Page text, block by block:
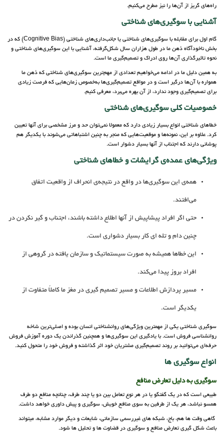
راه‌های گریز از آن‌ها را نیز مطرح می‌کنیم.
آشنایی با سوگیری‌های شناختی
گام اول برای مقابله با سو‌گیری‌های شناختی یا جانب‌داری‌های شناختی (Cognitive Bias) که در
بخش ناخودآگاه ذهن ما در طول هزاران سال شکل‌گرفته، آشنایی با این سوگیری‌های شناختی و
نحوه تاثیرگذاری آن‌ها روی ادراک و تصمیم‌گیری ما است.
به همین دلیل ما در ادامه می‌خواهیم تعدادی از مهم‌ترین سوگیری‌های شناختی که ذهن ما
همواره با آن‌ها درگیر است و در مواقع تصمیم‌گیری‌ها به‌خصوص زمان‌هایی که فرصت زیادی
برای تصمیم‌گیری وجود ندارد، از آن بهره می‌برد، معرفی کنیم.
خصوصیات کلی سوگیری‌های شناختی
خطاهای شناختی انواع بسیار زیادی دارد که معمولا نمی‌توان حد و مرز مشخصی برای آنها تعیین
کرد. علاوه بر این، نمونه‌ها و موقعیت‌هایی که منجر به چنین اشتباهاتی می‌شوند با یکدیگر هم
پوشانی دارند که اجتناب از آنها بسیار دشوار است.
ویژگی‌های عمده‌ی گرایشات و خطا‌های شناختی
همه‌ی این سوگیری‌ها در واقع در نتیجه‌ی انحراف از واقعیت اتفاق
می‌افتند.
حتی اگر افراد پیشاپیش از آنها اطلاع داشته باشند، اجتناب و گیر نکردن در
چنین دام و تله ای کار بسیار دشواری است.
این خطاها همیشه به صورت سیستماتیک و سازمان یافته در گروهی از
افراد بروز پیدا می‌کند.
مسیر پردازش اطلاعات و مسیر تصمیم گیری در مغز ما کاملاً متفاوت از
یکدیگر است.
سوگیری شناختی یکی از مهمترین ویژگی‌های روانشناختی انسان بوده و اصلی‌ترین شاخه
روانشناسی فروش است. با یادگیری این سوگیری‌ها و همچنین گذراندن یک دوره آموزش فروش
حرفه‌ای می‌توانید بر روند تصمیم‌گیری مشتریان خود اثر گذاشته و فروش خود را متحول کنید.
انواع سوگیری ها
سوگیری به دلیل تعارض منافع
طبیعی است که در یک گفتگو یا در هر نوع تعامل بین دو یا چند طرف، چنانچه منافع دو طرف
همسو نباشد، هر یک از طرفین به سوی منافع خویش، سوگیری و پیش داوری خواهد داشت.
گاهی وقت ها هم، باج، شبکه های غیررسمی سازمانی، شایعات و دیگر موارد مشابه، میتواند
باعث شکل گیری تعارض منافع و سوگیری در قضاوت ها و تحلیل ها شود.